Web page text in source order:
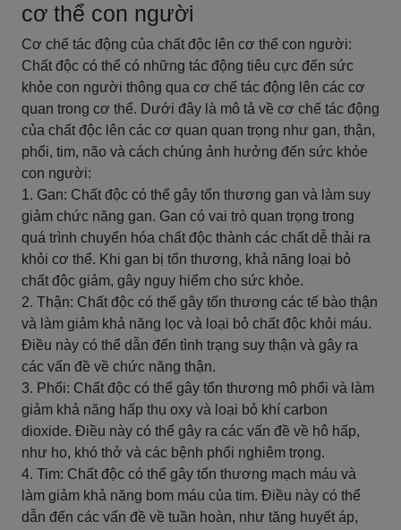
cơ thể con người
Cơ chế tác động của chất độc lên cơ thể con người:
Chất độc có thể có những tác động tiêu cực đến sức
khỏe con người thông qua cơ chế tác động lên các cơ
quan trong cơ thể. Dưới đây là mô tả về cơ chế tác động
của chất độc lên các cơ quan quan trọng như gan, thận,
phổi, tim, não và cách chúng ảnh hưởng đến sức khỏe
con người:
1. Gan: Chất độc có thể gây tổn thương gan và làm suy
giảm chức năng gan. Gan có vai trò quan trọng trong
quá trình chuyển hóa chất độc thành các chất dễ thải ra
khỏi cơ thể. Khi gan bị tổn thương, khả năng loại bỏ
chất độc giảm, gây nguy hiểm cho sức khỏe.
2. Thận: Chất độc có thể gây tổn thương các tế bào thận
và làm giảm khả năng lọc và loại bỏ chất độc khỏi máu.
Điều này có thể dẫn đến tình trạng suy thận và gây ra
các vấn đề về chức năng thận.
3. Phổi: Chất độc có thể gây tổn thương mô phổi và làm
giảm khả năng hấp thụ oxy và loại bỏ khí carbon
dioxide. Điều này có thể gây ra các vấn đề về hô hấp,
như ho, khó thở và các bệnh phổi nghiêm trọng.
4. Tim: Chất độc có thể gây tổn thương mạch máu và
làm giảm khả năng bom máu của tim. Điều này có thể
dẫn đến các vấn đề về tuần hoàn, như tăng huyết áp,